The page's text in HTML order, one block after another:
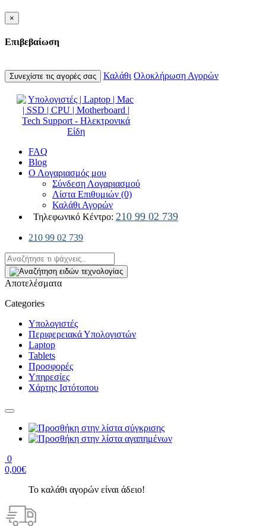
×
Επιβεβαίωση
Συνεχίστε τις αγορές σας Καλάθι Ολοκλήρωση Αγορών
FAQ
Blog
Ο Λογαριασμός μου
Σύνδεση Λογαριασμού
Λίστα Επιθυμιών (0)
Καλάθι Αγορών
Τηλεφωνικό Κέντρο: 210 99 02 739
210 99 02 739
Αποτελέσματα
Categories
Υπολογιστές
Περιφερειακά Υπολογιστών
Laptop
Tablets
Προσφορές
Υπηρεσίες
Χάρτης Ιστότοπου
0
0,00€
Το καλάθι αγορών είναι άδειο!